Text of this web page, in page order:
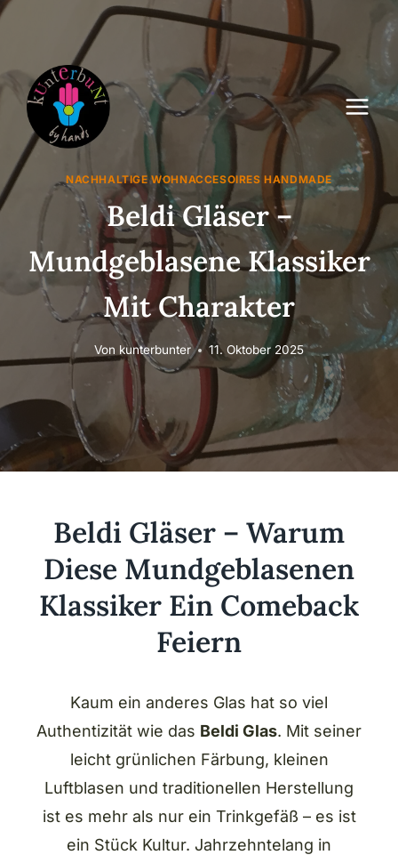
Zum
NACHHALTIGE WOHNACCESOIRES HANDMADE
Beldi Gläser –
Mundgeblasene Klassiker
Mit Charakter
Von kunterbunter 11. Oktober 2025
Beldi Gläser – Warum
Diese Mundgeblasenen
Klassiker Ein Comeback
Feiern
Kaum ein anderes Glas hat so viel
Authentizität wie das Beldi Glas. Mit seiner
leicht grünlichen Färbung, kleinen
Luftblasen und traditionellen Herstellung
ist es mehr als nur ein Trinkgefäß – es ist
ein Stück Kultur. Jahrzehntelang in